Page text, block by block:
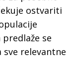
ostvariti
se
sve relevantne